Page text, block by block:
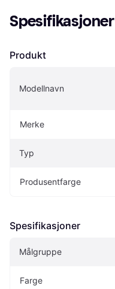
Spesifikasjoner
Produkt
Modellnavn
Merke
Typ
Produsentfarge
Spesifikasjoner
Målgruppe
Farge